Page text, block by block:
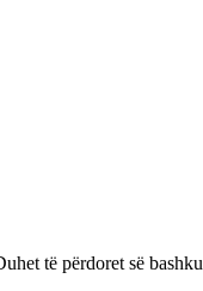
të përdoret së